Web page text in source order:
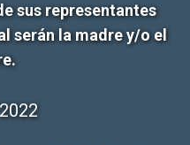
sus representantes
serán la madre y/o el